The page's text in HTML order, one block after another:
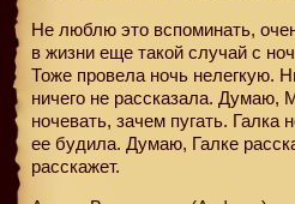
Не люблю это вспоминать,
в жизни еще такой случай с
Тоже провела ночь нелегкую.
ничего не рассказала. Думаю,
ночевать, зачем пугать. Галка
ее будила. Думаю, Галке
расскажет.